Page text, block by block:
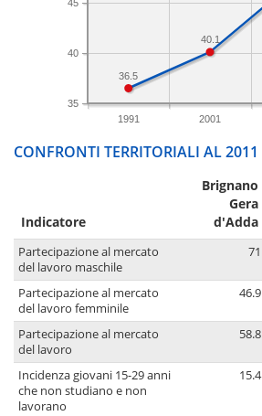
1991 2001
35
40
45
40.1
36.5
CONFRONTI TERRITORIALI AL 2011
Indicatore
Brignano
Gera
d'Adda
Partecipazione al mercato
del lavoro maschile
71
Partecipazione al mercato
del lavoro femminile
46.9
Partecipazione al mercato
del lavoro
58.8
Incidenza giovani 15-29 anni
che non studiano e non
lavorano
15.4